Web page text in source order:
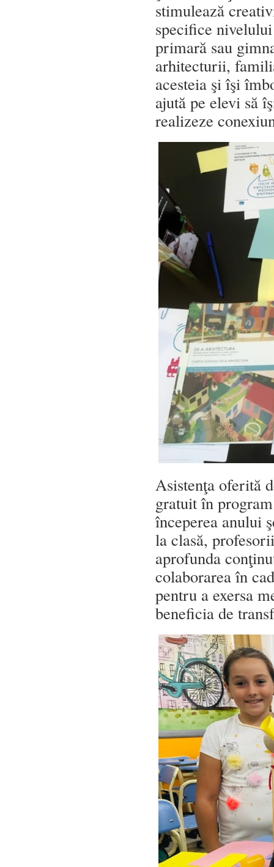
stimulează
specifice nivelului
primară sau
arhitecturii,
acesteia şi îşi
ajută pe elevi să
realizeze
Asistenţa oferită
gratuit în
începerea anului
la clasă,
aprofunda
colaborarea în
pentru a exersa
beneficia de